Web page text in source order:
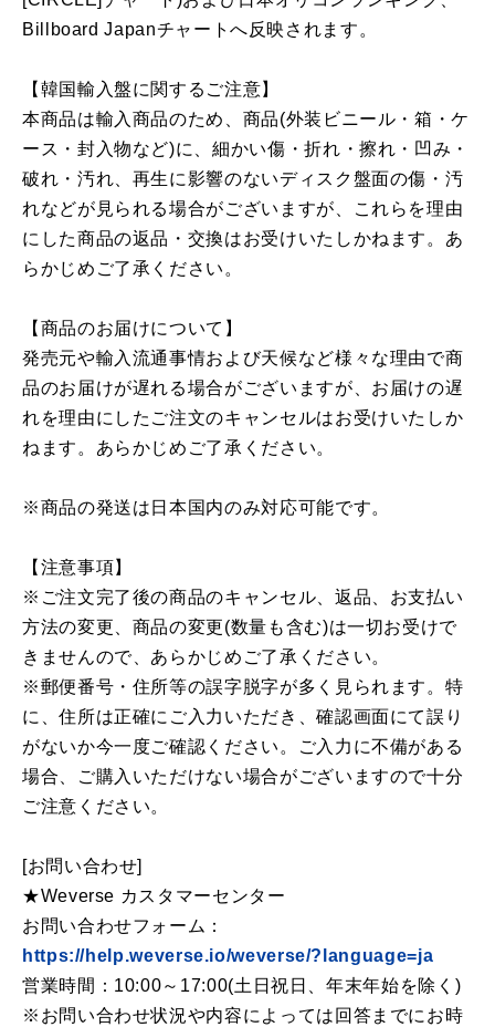
Billboard Japanチャートへ反映されます。
【韓国輸入盤に関するご注意】
本商品は輸入商品のため、商品(外装ビニール・箱・ケ
ース・封入物など)に、細かい傷・折れ・擦れ・凹み・
破れ・汚れ、再生に影響のないディスク盤面の傷・汚
れなどが見られる場合がございますが、これらを理由
にした商品の返品・交換はお受けいたしかねます。あ
らかじめご了承ください。
【商品のお届けについて】
発売元や輸入流通事情および天候など様々な理由で商
品のお届けが遅れる場合がございますが、お届けの遅
れを理由にしたご注文のキャンセルはお受けいたしか
ねます。あらかじめご了承ください。
※商品の発送は日本国内のみ対応可能です。
【注意事項】
※ご注文完了後の商品のキャンセル、返品、お支払い
方法の変更、商品の変更(数量も含む)は一切お受けで
きませんので、あらかじめご了承ください。
※郵便番号・住所等の誤字脱字が多く見られます。特
に、住所は正確にご入力いただき、確認画面にて誤り
がないか今一度ご確認ください。ご入力に不備がある
場合、ご購入いただけない場合がございますので十分
ご注意ください。
[お問い合わせ]
★Weverse カスタマーセンター
お問い合わせフォーム：
https://help.weverse.io/weverse/?language=ja
営業時間：10:00～17:00(土日祝日、年末年始を除く)
※お問い合わせ状況や内容によっては回答までにお時